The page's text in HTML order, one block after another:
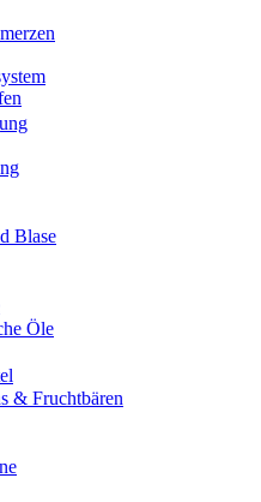
Blase
Öle
& Fruchtbären